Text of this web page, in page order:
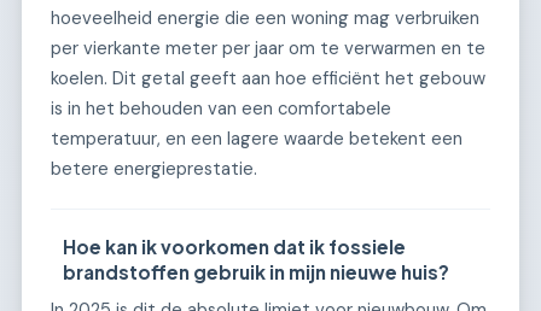
hoeveelheid energie die een woning mag verbruiken
per vierkante meter per jaar om te verwarmen en te
koelen. Dit getal geeft aan hoe efficiënt het gebouw
is in het behouden van een comfortabele
temperatuur, en een lagere waarde betekent een
betere energieprestatie.
Hoe kan ik voorkomen dat ik fossiele
brandstoffen gebruik in mijn nieuwe huis?